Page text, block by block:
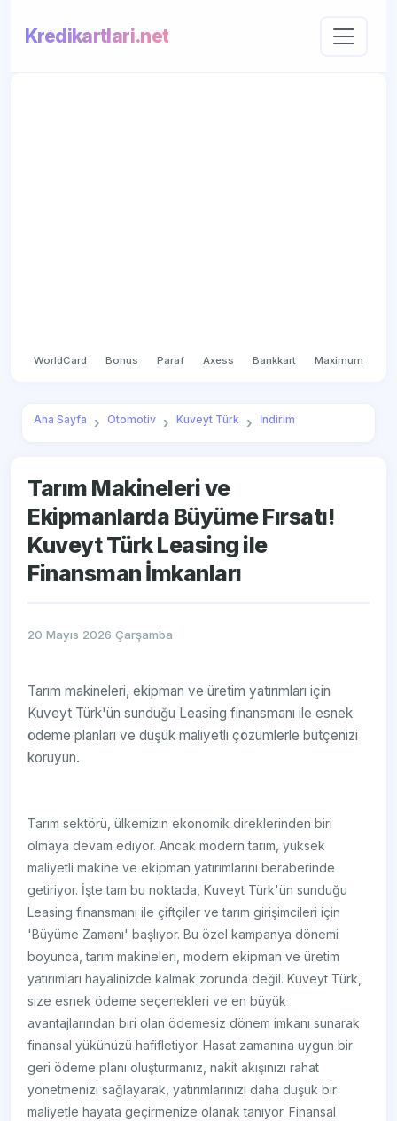
Kredikartlari.net
WorldCard Bonus Paraf Axess Bankkart Maximum
Ana Sayfa Otomotiv Kuveyt Türk İndirim
Tarım Makineleri ve
Ekipmanlarda Büyüme Fırsatı!
Kuveyt Türk Leasing ile
Finansman İmkanları
20 Mayıs 2026 Çarşamba
Tarım makineleri, ekipman ve üretim yatırımları için
Kuveyt Türk'ün sunduğu Leasing finansmanı ile esnek
ödeme planları ve düşük maliyetli çözümlerle bütçenizi
koruyun.
Tarım sektörü, ülkemizin ekonomik direklerinden biri
olmaya devam ediyor. Ancak modern tarım, yüksek
maliyetli makine ve ekipman yatırımlarını beraberinde
getiriyor. İşte tam bu noktada, Kuveyt Türk'ün sunduğu
Leasing finansmanı ile çiftçiler ve tarım girişimcileri için
'Büyüme Zamanı' başlıyor. Bu özel kampanya dönemi
boyunca, tarım makineleri, modern ekipman ve üretim
yatırımları hayalinizde kalmak zorunda değil. Kuveyt Türk,
size esnek ödeme seçenekleri ve en büyük
avantajlarından biri olan ödemesiz dönem imkanı sunarak
finansal yükünüzü hafifletiyor. Hasat zamanına uygun bir
geri ödeme planı oluşturmanız, nakit akışınızı rahat
yönetmenizi sağlayarak, yatırımlarınızı daha düşük bir
maliyetle hayata geçirmenize olanak tanıyor. Finansal